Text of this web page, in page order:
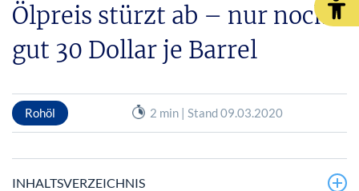
Ölpreis stürzt ab – nur noch
gut 30 Dollar je Barrel
Rohöl 2 min | Stand 09.03.2020
INHALTSVERZEICHNIS